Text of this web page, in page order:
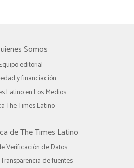
Somos
editorial
y financiación
Latino en Los Medios
The Times Latino
de The Times Latino
Verificación de Datos
de fuentes